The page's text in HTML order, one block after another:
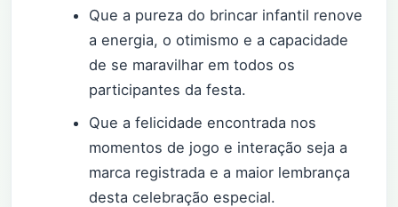
Que a pureza do brincar infantil renove
a energia, o otimismo e a capacidade
de se maravilhar em todos os
participantes da festa.
Que a felicidade encontrada nos
momentos de jogo e interação seja a
marca registrada e a maior lembrança
desta celebração especial.